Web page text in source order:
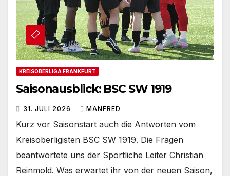
KREISOBERLIGA FRANKFURT
Saisonausblick: BSC SW 1919
31. JULI 2026 MANFRED
Kurz vor Saisonstart auch die Antworten vom
Kreisoberligisten BSC SW 1919. Die Fragen
beantwortete uns der Sportliche Leiter Christian
Reinmold. Was erwartet ihr von der neuen Saison,